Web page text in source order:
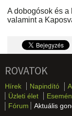
A dobogósok és
valamint a
ROVATOK
Hírek Napindító
Üzleti élet
Fórum
Aktuális